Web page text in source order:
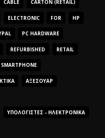
CABLE CARTON (RETAIL)
ELECTRONIC FOR HP
PC HARDWARE
REFURBISHED RETAIL
SMARTPHONE
ΑΞΕΣΟΥΆΡ
ΥΠΟΛΟΓΙΣΤΈΣ - ΗΛΕΚΤΡΟΝΙΚΆ